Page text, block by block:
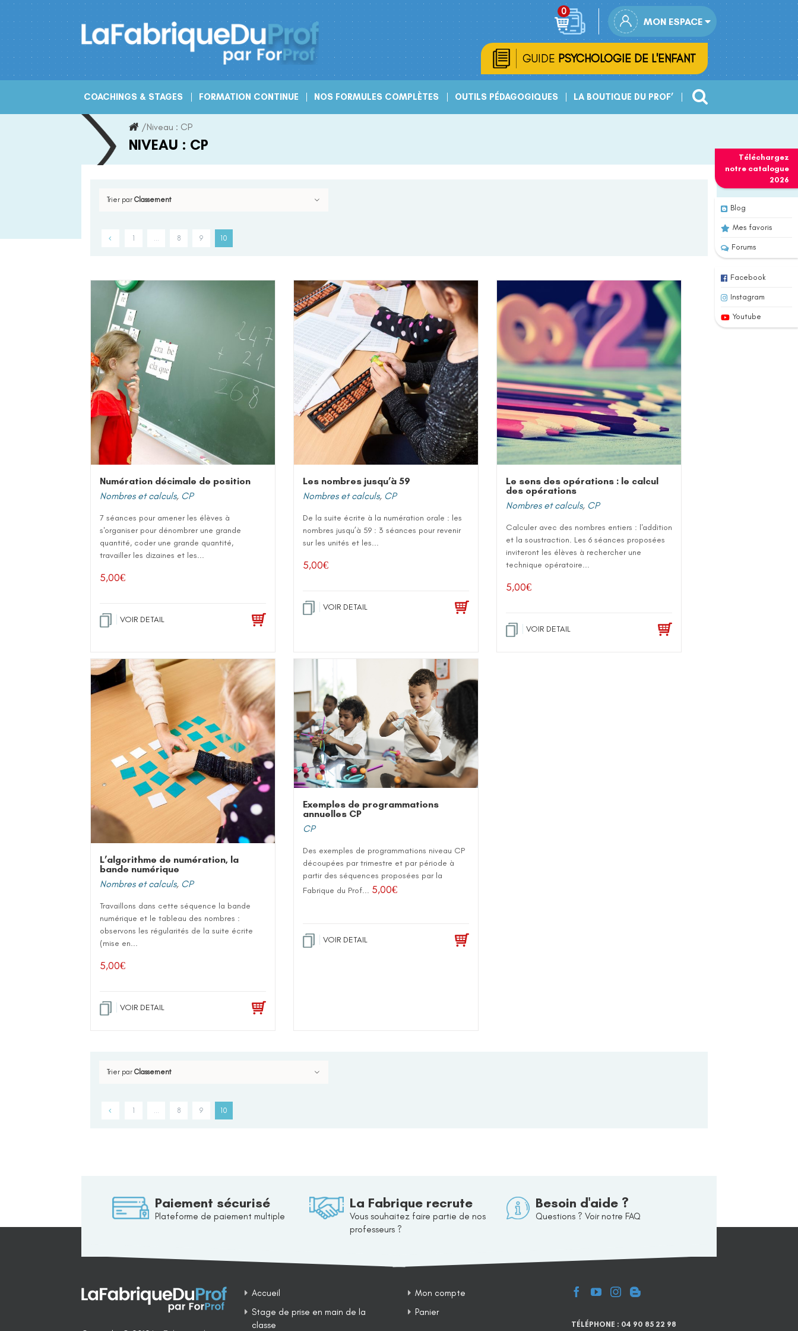
Téléchargez
notre catalogue
2026
Blog
Mes favoris
Forums
Facebook
Instagram
Youtube
Skip
to
MON ESPACE
GUIDE PSYCHOLOGIE DE L'ENFANT
COACHINGS & STAGES FORMATION CONTINUE NOS FORMULES COMPLÈTES OUTILS PÉDAGOGIQUES LA BOUTIQUE DU PROF’
/Niveau : CP
NIVEAU : CP
Trier par Classement
1 … 8 9 10
Numération décimale de position
Nombres et calculs, CP
7 séances pour amener les élèves à
s'organiser pour dénombrer une grande
quantité, coder une grande quantité,
travailler les dizaines et les...
5,00€
VOIR DETAIL
Les nombres jusqu’à 59
Nombres et calculs, CP
De la suite écrite à la numération orale : les
nombres jusqu’à 59 : 3 séances pour revenir
sur les unités et les...
5,00€
VOIR DETAIL
Le sens des opérations : le calcul
des opérations
Nombres et calculs, CP
Calculer avec des nombres entiers : l'addition
et la soustraction. Les 6 séances proposées
inviteront les élèves à rechercher une
technique opératoire...
5,00€
VOIR DETAIL
L’algorithme de numération, la
bande numérique
Nombres et calculs, CP
Travaillons dans cette séquence la bande
numérique et le tableau des nombres :
observons les régularités de la suite écrite
(mise en...
5,00€
VOIR DETAIL
Exemples de programmations
annuelles CP
CP
Des exemples de programmations niveau CP
découpées par trimestre et par période à
partir des séquences proposées par la
Fabrique du Prof... 5,00€
VOIR DETAIL
Trier par Classement
1 … 8 9 10
Paiement sécurisé
Plateforme de paiement multiple
La Fabrique recrute
Vous souhaitez faire partie de nos
professeurs ?
Besoin d'aide ?
Questions ? Voir notre FAQ
Accueil
Stage de prise en main de la
classe
Mon compte
Panier
TÉLÉPHONE : 04 90 85 22 98